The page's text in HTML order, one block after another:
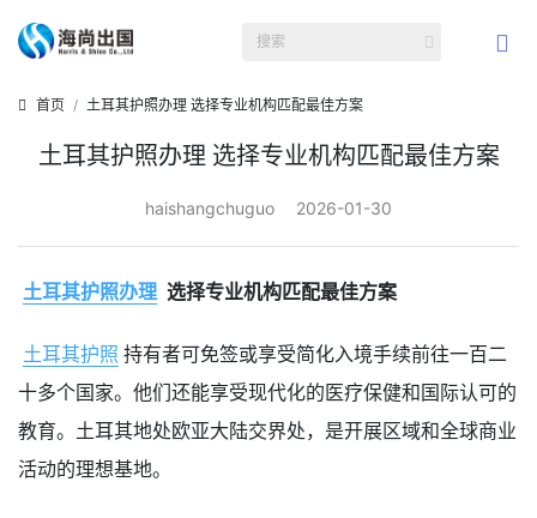
首页 土耳其护照办理 选择专业机构匹配最佳方案
土耳其护照办理 选择专业机构匹配最佳方案
haishangchuguo 2026-01-30
土耳其护照办理 选择专业机构匹配最佳方案
土耳其护照 持有者可免签或享受简化入境手续前往一百二
十多个国家。他们还能享受现代化的医疗保健和国际认可的
教育。土耳其地处欧亚大陆交界处，是开展区域和全球商业
活动的理想基地。